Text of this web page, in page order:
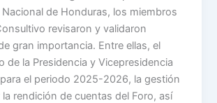
de Honduras, los miembros
revisaron y validaron
gran importancia. Entre ellas, el
de la Presidencia y Vicepresidencia
el periodo 2025-2026, la gestión
rendición de cuentas del Foro, así